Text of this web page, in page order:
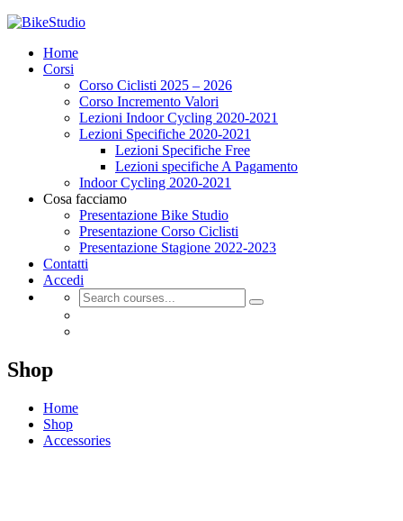
Home
Corsi
Corso Ciclisti 2025 – 2026
Corso Incremento Valori
Lezioni Indoor Cycling 2020-2021
Lezioni Specifiche 2020-2021
Lezioni Specifiche Free
Lezioni specifiche A Pagamento
Indoor Cycling 2020-2021
Cosa facciamo
Presentazione Bike Studio
Presentazione Corso Ciclisti
Presentazione Stagione 2022-2023
Contatti
Accedi
Shop
Home
Shop
Accessories